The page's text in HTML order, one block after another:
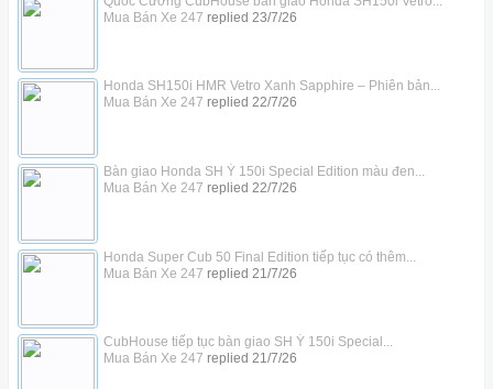
Mua Bán Xe 247 replied 23/7/26
Honda SH150i HMR Vetro Xanh Sapphire – Phiên bản...
Mua Bán Xe 247 replied 22/7/26
Bàn giao Honda SH Ý 150i Special Edition màu đen...
Mua Bán Xe 247 replied 22/7/26
Honda Super Cub 50 Final Edition tiếp tục có thêm...
Mua Bán Xe 247 replied 21/7/26
CubHouse tiếp tục bàn giao SH Ý 150i Special...
Mua Bán Xe 247 replied 21/7/26